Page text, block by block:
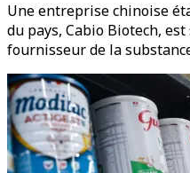
Une entreprise chinoise
du pays, Cabio Biotech,
fournisseur de la